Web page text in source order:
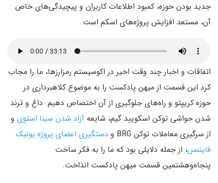
جدید بودن حوزه، کمبود اطلاعات کاربران و پیچیدگی‌های خاص
آن، مستعد افزایش پروژه‌های اسکم است.
اتفاقات و اخبار چند وقت اخیر در اکوسیستم رمزارزها، ما را مجاب
کرد این قسمت از میهن پادکست را به موضوع کلاهبرداری در
حوزه کریپتو و راه‌های جلوگیری از آن اختصاص دهیم. داغ و ترند
شدن حواشی توکن اسکویید گیم، شایعه آزاد شدن سینا استوی و
از سرگیری معاملات توکن BRG و
دستگیری اعضای پروژه یونیک
فایننس، از جمله دلایلی بود که ما را به فکر ساخت
پنجاه‌و‌هشتمین قسمت میهن پادکست انداخت.